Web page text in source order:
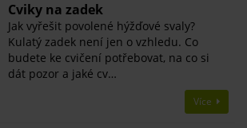
​Cviky na zadek
Jak vyřešit povolené hýžďové svaly?
Kulatý zadek není jen o vzhledu. Co
budete ke cvičení potřebovat, na co si
dát pozor a jaké cv…
Více